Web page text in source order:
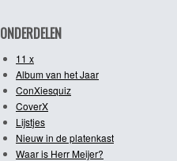
ONDERDELEN
11 x
Album van het Jaar
ConXiesquiz
CoverX
Lijstjes
Nieuw in de platenkast
Waar is Herr Meijer?